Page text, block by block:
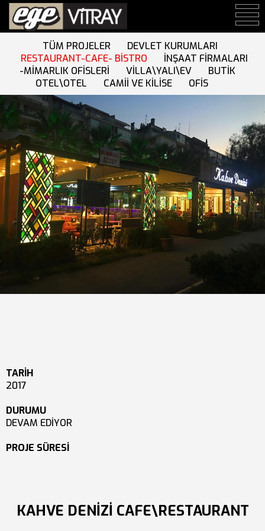
TÜM PROJELER
DEVLET KURUMLARI
RESTAURANT-CAFE- BİSTRO
İNŞAAT FİRMALARI
-MİMARLIK OFİSLERİ
VİLLA\YALI\EV
BUTİK
OTEL\OTEL
CAMİİ VE KİLİSE OFİS
TARİH
2017
DURUMU
DEVAM EDİYOR
PROJE SÜRESİ
KAHVE DENİZİ CAFE\RESTAURANT